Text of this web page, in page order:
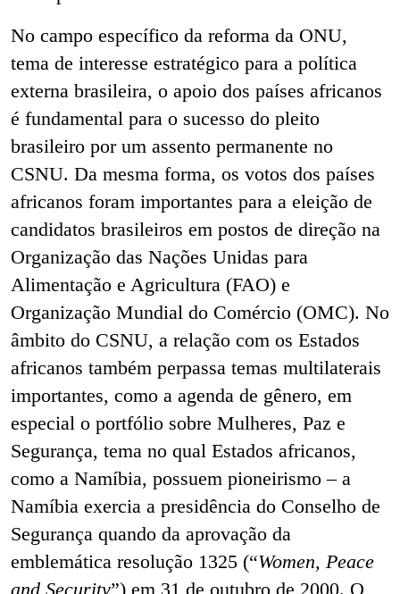
No campo específico da reforma da ONU,
tema de interesse estratégico para a política
externa brasileira, o apoio dos países africanos
é fundamental para o sucesso do pleito
brasileiro por um assento permanente no
CSNU. Da mesma forma, os votos dos países
africanos foram importantes para a eleição de
candidatos brasileiros em postos de direção na
Organização das Nações Unidas para
Alimentação e Agricultura (FAO) e
Organização Mundial do Comércio (OMC). No
âmbito do CSNU, a relação com os Estados
africanos também perpassa temas multilaterais
importantes, como a agenda de gênero, em
especial o portfólio sobre Mulheres, Paz e
Segurança, tema no qual Estados africanos,
como a Namíbia, possuem pioneirismo – a
Namíbia exercia a presidência do Conselho de
Segurança quando da aprovação da
emblemática resolução 1325 (“Women, Peace
and Security”) em 31 de outubro de 2000. O